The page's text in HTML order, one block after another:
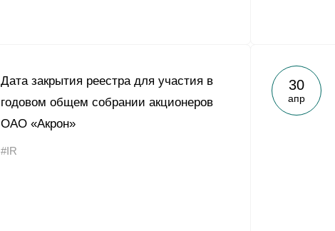
Дата закрытия реестра для участия в
годовом общем собрании акционеров
ОАО «Акрон»
#IR
30
апр